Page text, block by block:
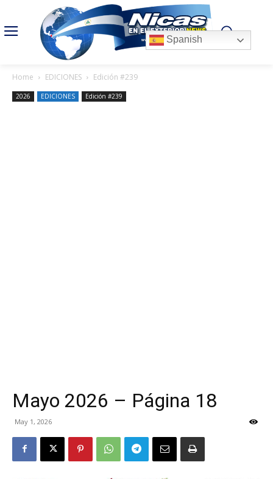
Home EDICIONES Edición #239
2026 EDICIONES Edición #239
Mayo 2026 – Página 18
May 1, 2026
Spanish